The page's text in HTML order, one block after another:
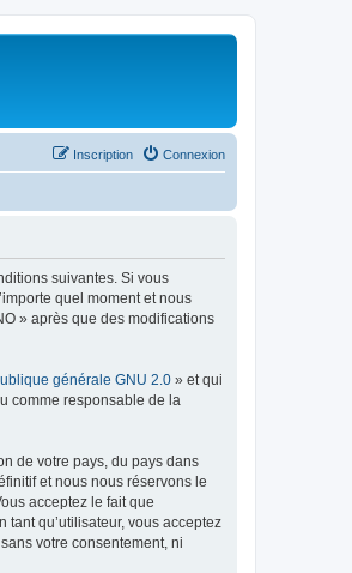
Connexion
Inscription
suivantes. Si vous
quel moment et nous
» après que des modifications
générale GNU 2.0 » et qui
comme responsable de la
de votre pays, du pays dans
et nous nous réservons le
acceptez le fait que
qu’utilisateur, vous acceptez
votre consentement, ni